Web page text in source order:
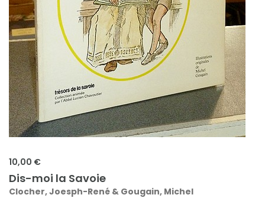
10,00 €
Dis-moi la Savoie
Clocher, Joesph-René & Gougain, Michel